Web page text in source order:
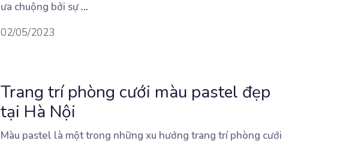
ưa chuộng bởi sự...
02/05/2023
Trang trí phòng cưới màu pastel đẹp
tại Hà Nội
Màu pastel là một trong những xu hướng trang trí phòng cưới